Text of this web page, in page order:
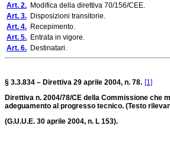
Art. 2. Modifica della direttiva 70/156/CEE.
Art. 3. Disposizioni transitorie.
Art. 4. Recepimento.
Art. 5. Entrata in vigore.
Art. 6. Destinatari.
§ 3.3.834 – Direttiva 29 aprile 2004, n. 78. [1]
Direttiva n. 2004/78/CE della Commissione che
adeguamento al progresso tecnico. (Testo
(G.U.U.E. 30 aprile 2004, n. L 153).